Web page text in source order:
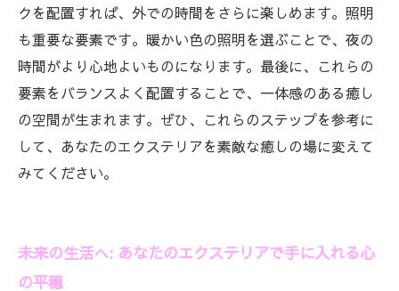
クを配置すれば、外での時間をさらに楽しめます。照明
も重要な要素です。暖かい色の照明を選ぶことで、夜の
時間がより心地よいものになります。最後に、これらの
要素をバランスよく配置することで、一体感のある癒し
の空間が生まれます。ぜひ、これらのステップを参考に
して、あなたのエクステリアを素敵な癒しの場に変えて
みてください。
未来の生活へ: あなたのエクステリアで手に入れる心
の平穏